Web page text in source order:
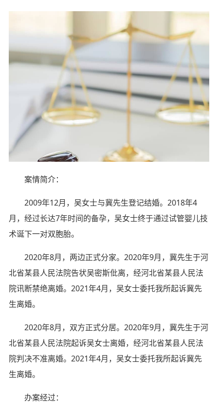
案情简介：
2009年12月，吴女士与冀先生登记结婚。2018年4
月，经过长达7年时间的备孕，吴女士终于通过试管婴儿技
术诞下一对双胞胎。
2020年8月，两边正式分家。2020年9月，冀先生于河
北省某县人民法院告状吴密斯仳离，经河北省某县人民法
院讯断禁绝离婚。2021年4月，吴女士委托我所起诉冀先
生离婚。
2020年8月，双方正式分居。2020年9月，冀先生于河
北省某县人民法院起诉吴女士离婚，经河北省某县人民法
院判决不准离婚。2021年4月，吴女士委托我所起诉冀先
生离婚。
办案经过：